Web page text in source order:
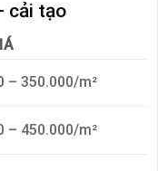
cải tạo
– 350.000/m²
– 450.000/m²